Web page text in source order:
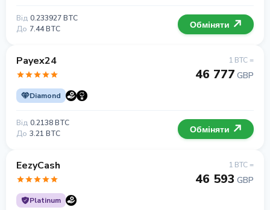
Від 0.233927 BTC
До 7.44 BTC Обміняти
Payex24
Diamond
1 BTC =
46 777 GBP
Від 0.2138 BTC
До 3.21 BTC Обміняти
EezyCash
Platinum
1 BTC =
46 593 GBP